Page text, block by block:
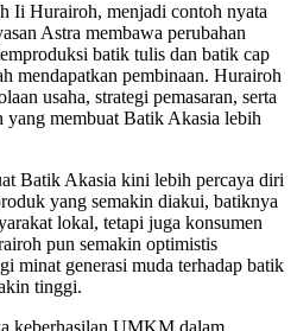
Ii Hurairoh, menjadi contoh nyata
Astra membawa perubahan
batik tulis dan batik cap
mendapatkan pembinaan. Hurairoh
usaha, strategi pemasaran, serta
yang membuat Batik Akasia lebih
Batik Akasia kini lebih percaya diri
yang semakin diakui, batiknya
lokal, tetapi juga konsumen
pun semakin optimistis
minat generasi muda terhadap batik
tinggi.